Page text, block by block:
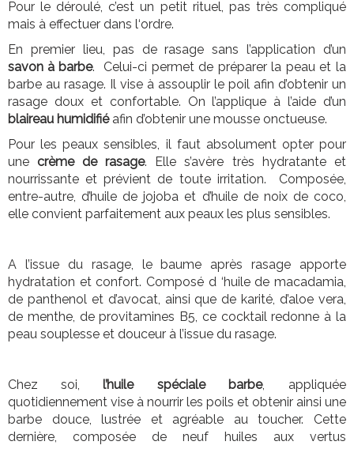
Pour le déroulé, c’est un petit rituel, pas très compliqué
mais à effectuer dans l‘ordre.
En premier lieu, pas de rasage sans l’application d’un
savon à barbe. Celui-ci permet de préparer la peau et la
barbe au rasage. Il vise à assouplir le poil afin d’obtenir un
rasage doux et confortable. On l’applique à l’aide d’un
blaireau humidifiéafin d’obtenir une mousse onctueuse.
Pour les peaux sensibles, il faut absolument opter pour
une crème de rasage. Elle s’avère très hydratante et
nourrissante et prévient de toute irritation. Composée,
entre-autre, d’huile de jojoba et d’huile de noix de coco,
elle convient parfaitement aux peaux les plus sensibles.
A l’issue du rasage, le baume après rasage apporte
hydratation et confort. Composé d ‘huile de macadamia,
de panthenol et d’avocat, ainsi que de karité, d’aloe vera,
de menthe, de provitamines B5, ce cocktail redonne à la
peau souplesse et douceur à l’issue du rasage.
Chez soi, l’huile spéciale barbe, appliquée
quotidiennement vise à nourrir les poils et obtenir ainsi une
barbe douce, lustrée et agréable au toucher. Cette
dernière, composée de neuf huiles aux vertus